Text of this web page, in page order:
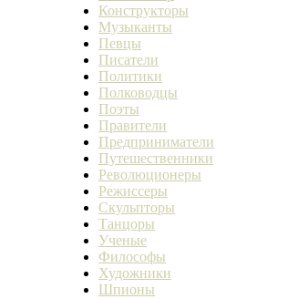
Конструкторы
Музыканты
Певцы
Писатели
Политики
Полководцы
Поэты
Правители
Предприниматели
Путешественники
Революционеры
Режиссеры
Скульпторы
Танцоры
Ученые
Философы
Художники
Шпионы